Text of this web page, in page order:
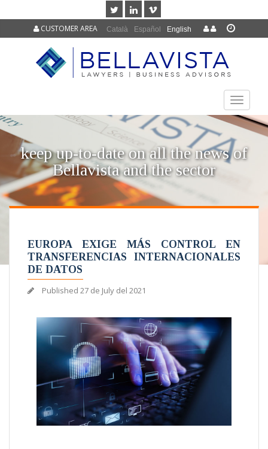
Català Español English
CUSTOMER AREA
TOGGLE
keep up-to-date on all the news of
Bellavista and the sector
EUROPA EXIGE MÁS CONTROL EN
TRANSFERENCIAS INTERNACIONALES
DE DATOS
Published 27 de July del 2021